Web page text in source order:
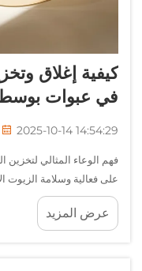
كيفية إغلاق
في عبوات
2025-10-14 14:54:29
فهم الوعاء المثالي لتخزين
على فعالية وسلامة الزيوت
حيويًا. وقد برزت عبوات
عرض المزيد